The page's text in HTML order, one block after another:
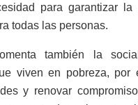
para garantizar la
todas las personas.
también la
viven en pobreza, por
y renovar